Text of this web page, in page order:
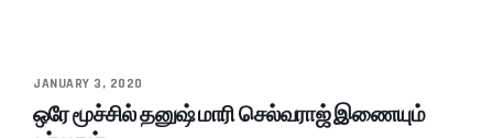
JANUARY 3, 2020
ஒரே மூச்சில் தனுஷ் மாரி செல்வராஜ் இணையும்